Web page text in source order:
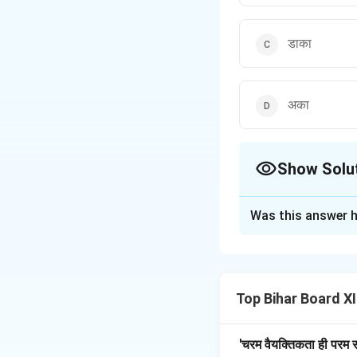
डाका
अका
Show
संघर्ष में दक्ष हो, जो
मिलता है।
Was this answer
Top Bihar Board
'चरम वैयक्तिकता ही परम